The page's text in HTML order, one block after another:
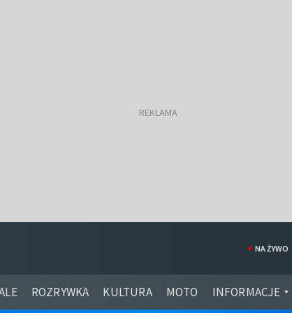
ROZRYWKA KULTURA MOTO INFORMACJE
NA ŻYWO